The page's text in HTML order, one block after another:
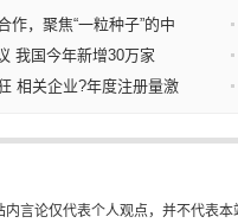
作，聚焦“一粒种子”的中
我国今年新增30万家
相关企业?年度注册量激
内言论仅代表个人观点，并不代表